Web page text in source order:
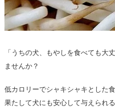
「うちの犬、もやしを食べても大
ませんか？
低カロリーでシャキシャキとした
果たして犬にも安心して与えられ